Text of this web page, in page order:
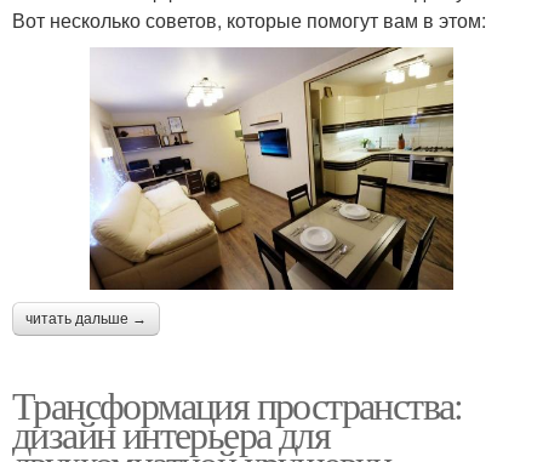
Вот несколько советов, которые помогут вам в этом:
читать дальше →
Трансформация пространства:
дизайн интерьера для